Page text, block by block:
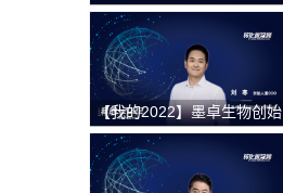
人焦磊：降低使用成本和难
度，推动全景病理技术在中
国的临床转化落地
【我的2022】墨卓生物创始
人兼COO刘寒：日日精进，
久久为功，把一个好的单细
胞中国解决方案带给客户